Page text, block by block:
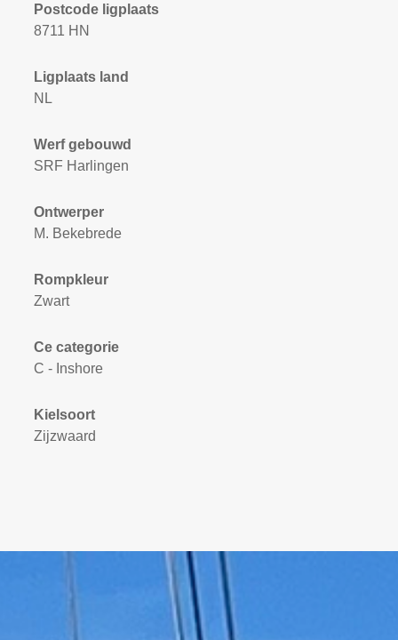
Postcode ligplaats
8711 HN
Ligplaats land
NL
Werf gebouwd
SRF Harlingen
Ontwerper
M. Bekebrede
Rompkleur
Zwart
Ce categorie
C - Inshore
Kielsoort
Zijzwaard